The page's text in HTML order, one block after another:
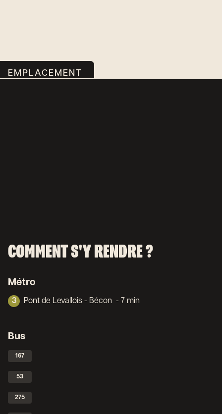
EMPLACEMENT
COMMENT S'Y RENDRE ?
Métro
3 Pont de Levallois - Bécon - 7 min
Bus
167
53
275